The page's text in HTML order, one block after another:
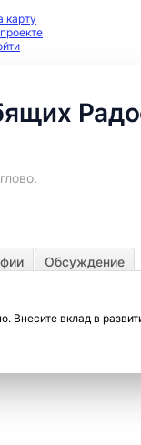
карту
Обсуждение
Внесите вклад в